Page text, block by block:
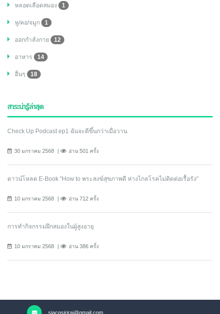
หลอดเลือดสมอง 1
หู/คอ/จมูก 1
ออกกำลังกาย 12
อาหาร 14
อื่นๆ 18
สาระน่ารู้ล่าสุด
Check Up Podcast ep1 ฉันจะดีขึ้นกว่าเมื่อวาน
30 มกราคม 2568 อ่าน 501 ครั้ง
ดาวน์โหลด E-Book "How to พระสงฆ์สุขภาพดี ห่างไกลโรคไม่ติดต่อเรื้อรัง"
10 มกราคม 2568 อ่าน 712 ครั้ง
การทำกิจกรรมฝึกสมองในผู้สูงอายุ
10 มกราคม 2568 อ่าน 386 ครั้ง
siacgsiriraj@gmail.com